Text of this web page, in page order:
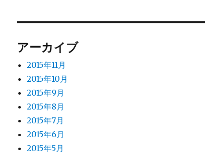
ン
アーカイブ
2015年11月
2015年10月
2015年9月
2015年8月
2015年7月
2015年6月
2015年5月